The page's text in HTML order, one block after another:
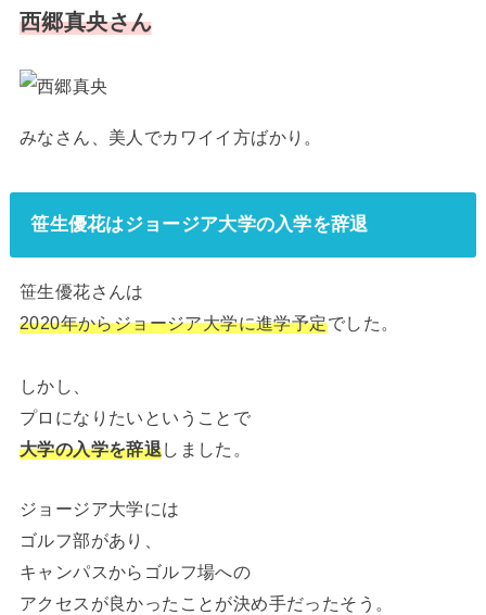
西郷真央さん
みなさん、美人でカワイイ方ばかり。
笹生優花はジョージア大学の入学を辞退
笹生優花さんは
2020年からジョージア大学に進学予定でした。
しかし、
プロになりたいということで
大学の入学を辞退しました。
ジョージア大学には
ゴルフ部があり、
キャンパスからゴルフ場への
アクセスが良かったことが決め手だったそう。